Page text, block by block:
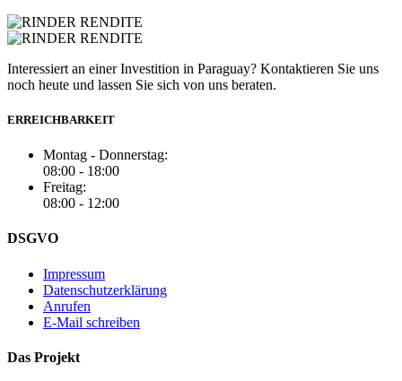
Interessiert an einer Investition in Paraguay? Kontaktieren Sie uns
noch heute und lassen Sie sich von uns beraten.
ERREICHBARKEIT
Montag - Donnerstag:
08:00 - 18:00
Freitag:
08:00 - 12:00
DSGVO
Impressum
Datenschutzerklärung
Anrufen
E-Mail schreiben
Das Projekt